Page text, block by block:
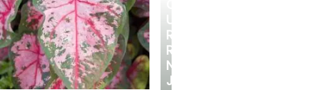
UM
RECANTO
REFRESCANTE
NO
JARDIM